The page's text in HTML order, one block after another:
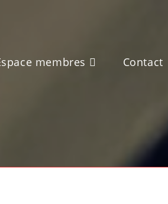
membres Contact